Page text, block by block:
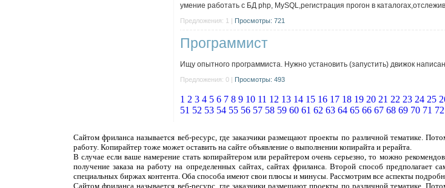
умение работать с БД php, MySQL,регистрация прогон в
Предложения: 1 | Просмотры: 721
Программист
Ищу опытного программиста. Нужно установить (запустить) движок
Предложения: 0 | Просмотры: 493
1 2 3 4 5 6 7 8 9 10 11 12 13 14 15 16 17 18 19 20 21 22 23 24 25
51 52 53 54 55 56 57 58 59 60 61 62 63 64 65 66 67 68 69 70 71 72
Сайтом фриланса называется веб-ресурс, где заказчики размещают проекты по различной тематике.
работу. Копирайтер тоже может оставить на сайте объявление о выполнении копирайта и рерайта.
В случае если ваше намерение стать копирайтером или рерайтером очень серьезно, то можно
получение заказа на работу на определенных сайтах, сайтах фриланса. Второй способ предполагает
специальных биржах контента. Оба способа имеют свои плюсы и минусы. Рассмотрим все аспекты
Сайтом фриланса называется веб-ресурс, где заказчики размещают проекты по различной тематике.